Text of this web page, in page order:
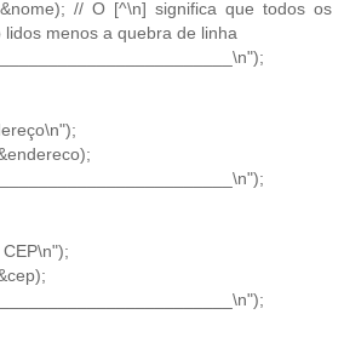
// O [^\n] significa que todos os
menos a quebra de linha